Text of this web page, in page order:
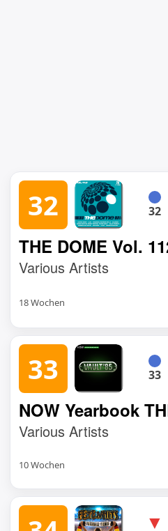
32 32
THE DOME Vol.
Various Artists
18 Wochen
33 33
NOW Yearbook
Various Artists
10 Wochen
▼